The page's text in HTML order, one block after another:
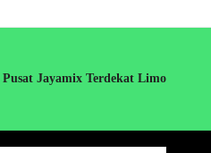
Pusat Jayamix Terdekat Limo